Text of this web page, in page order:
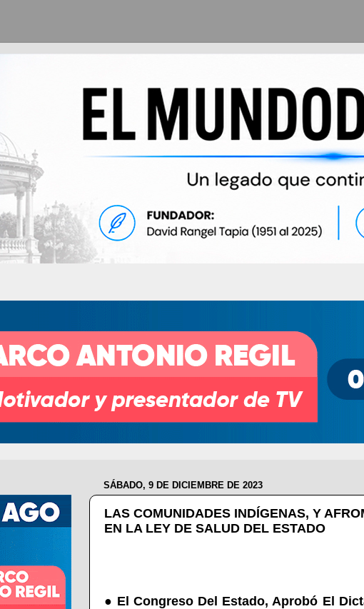
SÁBADO, 9 DE DICIEMBRE DE 2023
LAS COMUNIDADES INDÍGENAS, Y
EN LA LEY DE SALUD DEL ESTADO
● El Congreso Del Estado, Aprobó El